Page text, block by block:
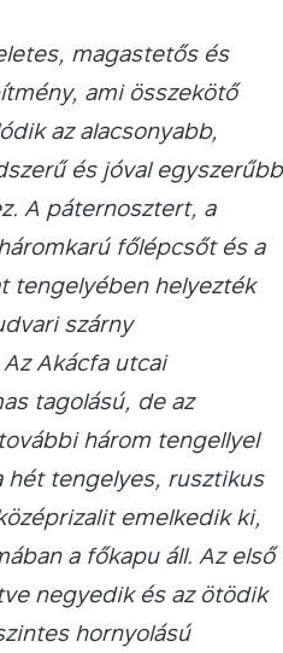
magastetős és
ami összekötő
az alacsonyabb,
és jóval egyszerűbb
A páternosztert, a
főlépcsőt és a
tengelyében helyezték
szárny
Akácfa utcai
tagolású, de az
három tengellyel
hét tengelyes, rusztikus
emelkedik ki,
a főkapu áll. Az első
negyedik és az ötödik
hornyolású